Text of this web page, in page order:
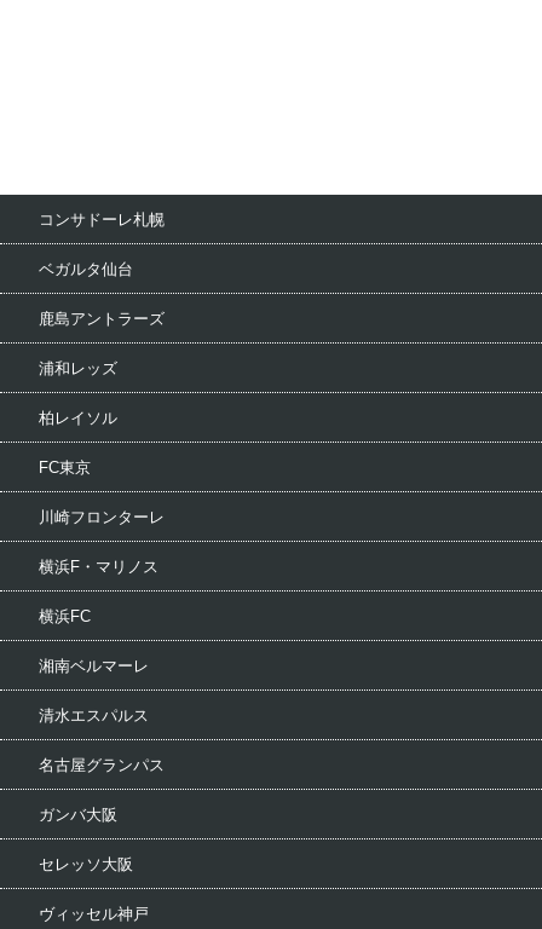
コンサドーレ札幌
ベガルタ仙台
鹿島アントラーズ
浦和レッズ
柏レイソル
FC東京
川崎フロンターレ
横浜F・マリノス
横浜FC
湘南ベルマーレ
清水エスパルス
名古屋グランパス
ガンバ大阪
セレッソ大阪
ヴィッセル神戸